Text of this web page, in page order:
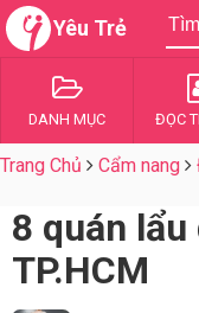
Yêu Trẻ
DANH MỤC ĐỌC
Trang Chủ Cẩm nang
8 quán
TP.HCM